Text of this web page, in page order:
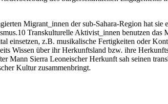
Migrant_innen der sub-Sahara-Region hat sie
Transkulturelle Aktivist_innen benutzen
einsetzen, z.B. musikalische Fertigkeiten oder
Wissen über ihr Herkunftsland bzw. ihre
Mann Sierra Leoneischer Herkunft sah seinen
Kultur zusammenbringt.